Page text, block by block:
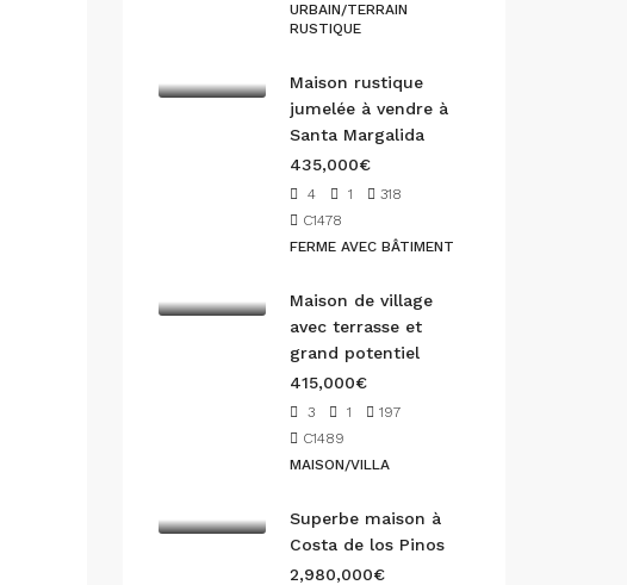
URBAIN/TERRAIN
RUSTIQUE
Maison rustique
jumelée à vendre à
Santa Margalida
435,000€
4 1
318
C1478
FERME AVEC BÂTIMENT
Maison de village
avec terrasse et
grand potentiel
415,000€
3 1
197
C1489
MAISON/VILLA
Superbe maison à
Costa de los Pinos
2,980,000€